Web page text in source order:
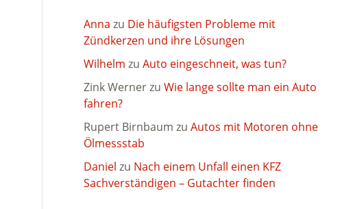
Anna zu Die häufigsten Probleme mit
Zündkerzen und ihre Lösungen
Wilhelm zu Auto eingeschneit, was tun?
Zink Wernerzu Wie lange sollte man ein Auto
fahren?
Rupert Birnbaum zu Autos mit Motoren ohne
Ölmessstab
Daniel zu Nach einem Unfall einen KFZ
Sachverständigen – Gutachter finden